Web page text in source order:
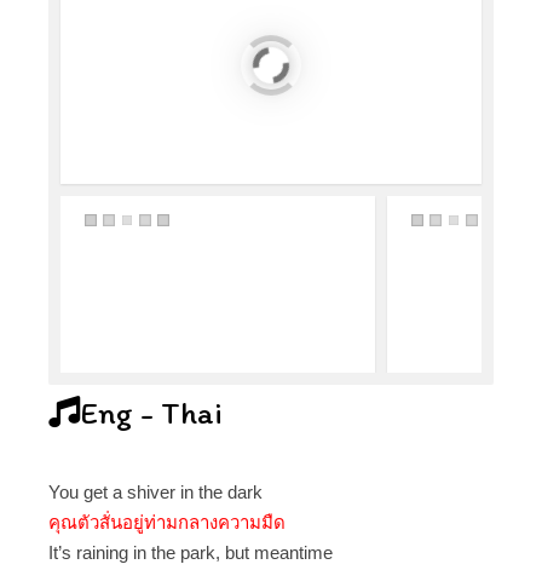
Eng - Thai
You get a shiver in the dark
คุณตัวสั่นอยู่ท่ามกลางความมืด
It’s raining in the park, but meantime